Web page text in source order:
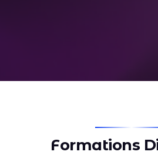
Formations D